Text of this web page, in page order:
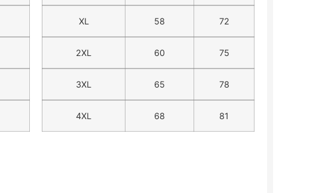
XL 58 72
2XL 60 75
3XL 65 78
4XL 68 81